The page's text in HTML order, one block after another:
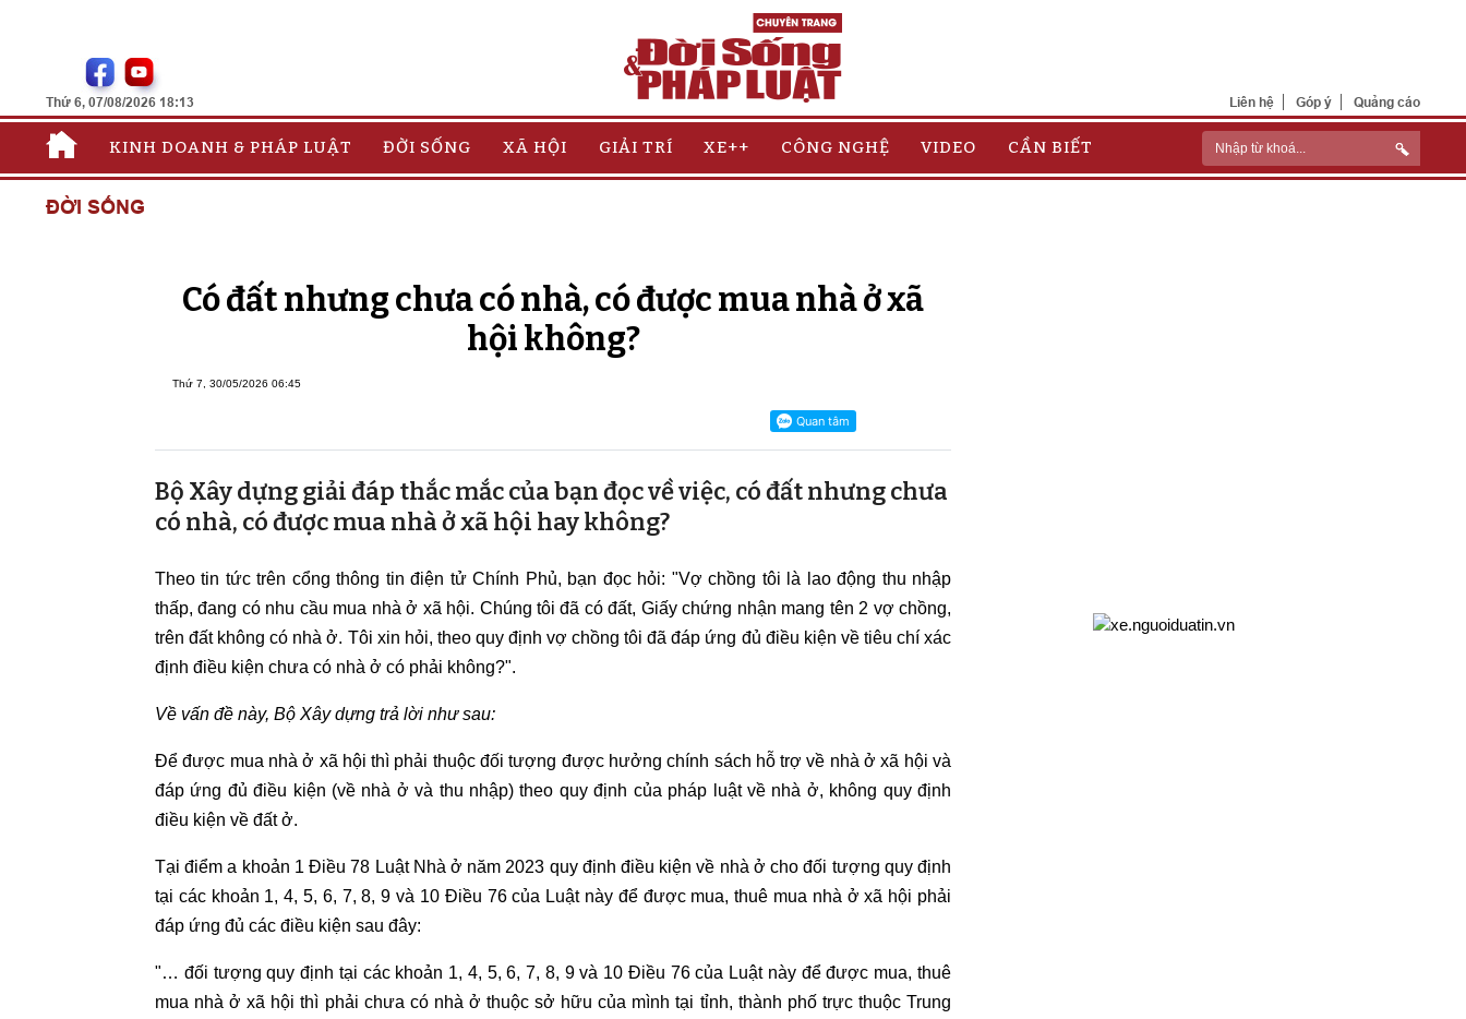
Thứ 6, 07/08/2026 18:13 Liên hệ Góp ý Quảng cáo
KINH DOANH & PHÁP LUẬT ĐỜI SỐNG XÃ HỘI GIẢI TRÍ XE++ CÔNG NGHỆ VIDEO CẦN BIẾT
ĐỜI SỐNG
Có đất nhưng chưa có nhà, có được mua nhà ở xã
hội không?
Thứ 7, 30/05/2026 06:45
Bộ Xây dựng giải đáp thắc mắc của bạn đọc về việc, có đất nhưng chưa
có nhà, có được mua nhà ở xã hội hay không?
Theo tin tức trên cổng thông tin điện tử Chính Phủ, bạn đọc hỏi: "Vợ chồng tôi là lao động thu nhập
thấp, đang có nhu cầu mua nhà ở xã hội. Chúng tôi đã có đất, Giấy chứng nhận mang tên 2 vợ chồng,
trên đất không có nhà ở. Tôi xin hỏi, theo quy định vợ chồng tôi đã đáp ứng đủ điều kiện về tiêu chí xác
định điều kiện chưa có nhà ở có phải không?".
Về vấn đề này, Bộ Xây dựng trả lời như sau:
Để được mua nhà ở xã hội thì phải thuộc đối tượng được hưởng chính sách hỗ trợ về nhà ở xã hội và
đáp ứng đủ điều kiện (về nhà ở và thu nhập) theo quy định của pháp luật về nhà ở, không quy định
điều kiện về đất ở.
Tại điểm a khoản 1 Điều 78 Luật Nhà ở năm 2023 quy định điều kiện về nhà ở cho đối tượng quy định
tại các khoản 1, 4, 5, 6, 7, 8, 9 và 10 Điều 76 của Luật này để được mua, thuê mua nhà ở xã hội phải
đáp ứng đủ các điều kiện sau đây:
"… đối tượng quy định tại các khoản 1, 4, 5, 6, 7, 8, 9 và 10 Điều 76 của Luật này để được mua, thuê
mua nhà ở xã hội thì phải chưa có nhà ở thuộc sở hữu của mình tại tỉnh, thành phố trực thuộc Trung